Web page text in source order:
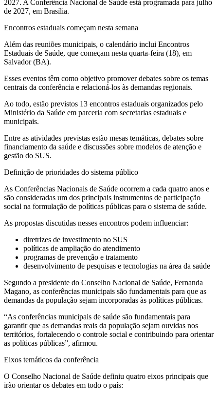
2027. A Conferência Nacional de Saúde está programada para julho
de 2027, em Brasília.
Encontros estaduais começam nesta semana
Além das reuniões municipais, o calendário inclui Encontros
Estaduais de Saúde, que começam nesta quarta-feira (18), em
Salvador (BA).
Esses eventos têm como objetivo promover debates sobre os temas
centrais da conferência e relacioná-los às demandas regionais.
Ao todo, estão previstos 13 encontros estaduais organizados pelo
Ministério da Saúde em parceria com secretarias estaduais e
municipais.
Entre as atividades previstas estão mesas temáticas, debates sobre
financiamento da saúde e discussões sobre modelos de atenção e
gestão do SUS.
Definição de prioridades do sistema público
As Conferências Nacionais de Saúde ocorrem a cada quatro anos e
são consideradas um dos principais instrumentos de participação
social na formulação de políticas públicas para o sistema de saúde.
As propostas discutidas nesses encontros podem influenciar:
diretrizes de investimento no SUS
políticas de ampliação do atendimento
programas de prevenção e tratamento
desenvolvimento de pesquisas e tecnologias na área da saúde
Segundo a presidente do Conselho Nacional de Saúde, Fernanda
Magano, as conferências municipais são fundamentais para que as
demandas da população sejam incorporadas às políticas públicas.
“As conferências municipais de saúde são fundamentais para
garantir que as demandas reais da população sejam ouvidas nos
territórios, fortalecendo o controle social e contribuindo para orientar
as políticas públicas”, afirmou.
Eixos temáticos da conferência
O Conselho Nacional de Saúde definiu quatro eixos principais que
irão orientar os debates em todo o país: